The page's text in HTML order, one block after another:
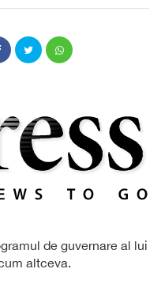
de guvernare al lui
altceva.